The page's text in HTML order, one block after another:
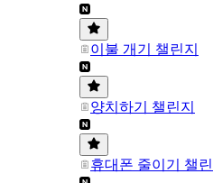
이불 개기 챌린지
양치하기 챌린지
휴대폰 줄이기 챌린